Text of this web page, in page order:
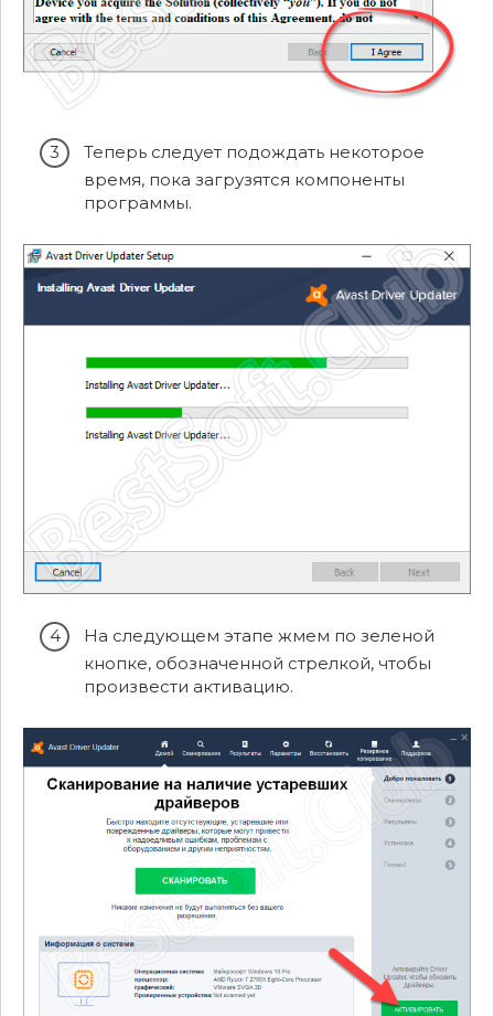
Теперь следует подождать некоторое
время, пока загрузятся компоненты
программы.
На следующем этапе жмем по зеленой
кнопке, обозначенной стрелкой, чтобы
произвести активацию.